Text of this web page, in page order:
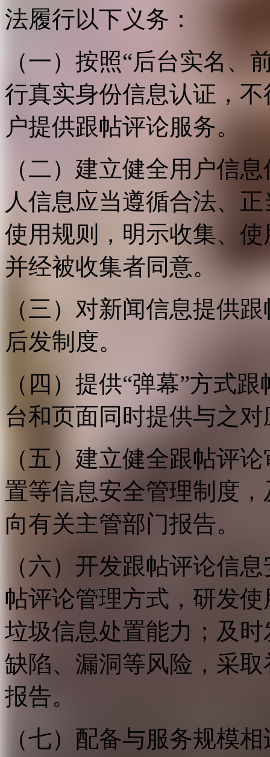
法履行以下义务：
（一）按照“后台实名、
行真实身份信息认证，
户提供跟帖评论服务。
（二）建立健全用户信
人信息应当遵循合法、
使用规则，明示收集、
并经被收集者同意。
（三）对新闻信息提供
后发制度。
（四）提供“弹幕”方式
台和页面同时提供与之
（五）建立健全跟帖评
置等信息安全管理制度
向有关主管部门报告。
（六）开发跟帖评论信
帖评论管理方式，研发
垃圾信息处置能力；及
缺陷、漏洞等风险，采
报告。
（七）配备与服务规模